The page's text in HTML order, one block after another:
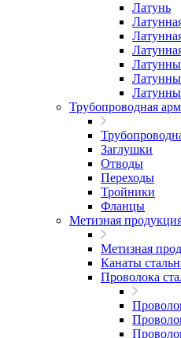
Латунь
Трубопроводная
Заглушки
Отводы
Переходы
Тройники
Фланцы
Метизная
Метизная
Канаты
Проволока